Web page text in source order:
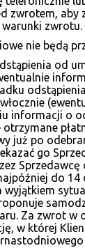
zwrotem, aby
zwrotu.
nie będą
od
informacji o
już po
go
do
wyjątkiem
Za zwrot w
w której